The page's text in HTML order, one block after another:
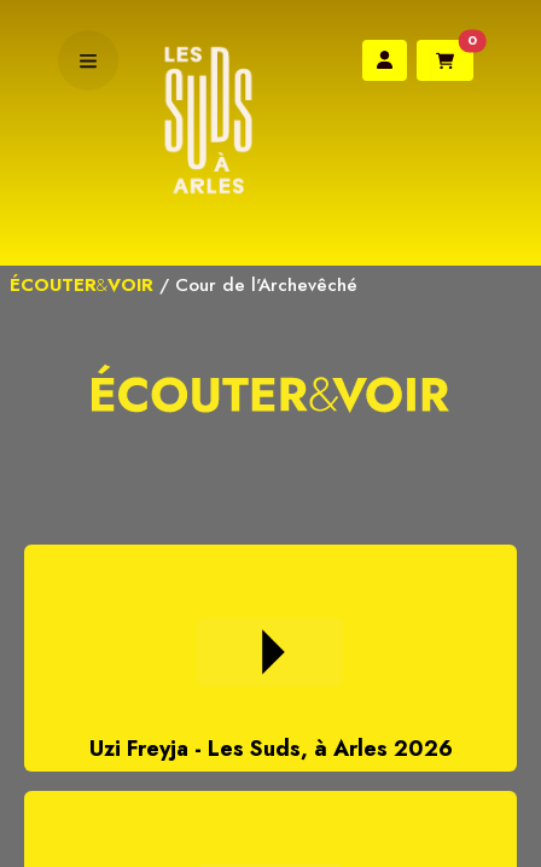
0
ÉCOUTER&VOIR / Cour de l'Archevêché
Uzi Freyja - Les Suds, à Arles 2026